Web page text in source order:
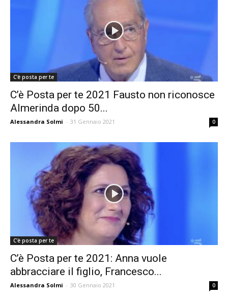
C'è posta per te
C’è Posta per te 2021 Fausto non riconosce
Almerinda dopo 50...
Alessandra Solmi - 31 Gennaio 2021 0
C'è posta per te
C’è Posta per te 2021: Anna vuole
abbracciare il figlio, Francesco...
Alessandra Solmi - 30 Gennaio 2021 0